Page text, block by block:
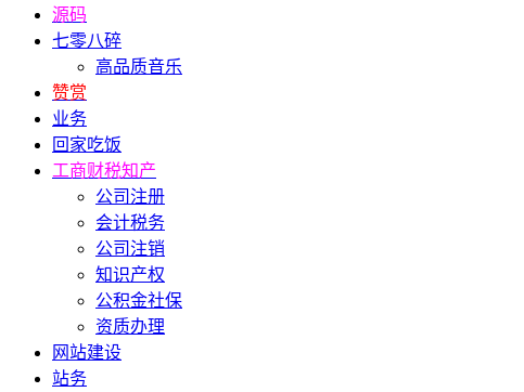
源码
七零八碎
高品质音乐
赞赏
业务
回家吃饭
工商财税知产
公司注册
会计税务
公司注销
知识产权
公积金社保
资质办理
网站建设
站务